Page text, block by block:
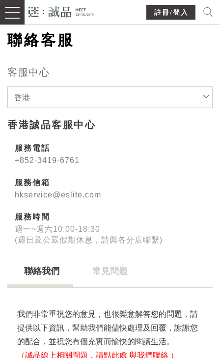
註冊/登入
聯絡客服
客服中心
香港
香港誠品客服中心
服務電話
+852-3419-6761
服務信箱
hkservice@eslite.com
服務時間
週一~週六10:00-18:30
(週日及公眾假期休息，請與各分店聯繫)
聯絡我們 常見問題
我們非常重視您的意見，也很樂意解答您的問題，請
提供以下資訊，幫助我們能儘快處理及回覆，謝謝您
的配合，並祝您有個充實而愉快的閱讀生活。
（誠品線上相關問題，請點此處 與我們聯絡 ）